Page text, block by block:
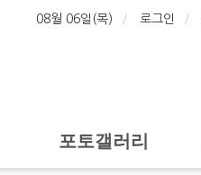
08월 06일(목) 로그인
포토갤러리